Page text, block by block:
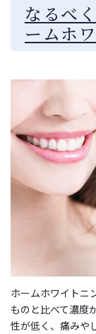
なるべ
ームホ
ホームホワイトニ
ものと比べて濃度
性が低く、痛みや